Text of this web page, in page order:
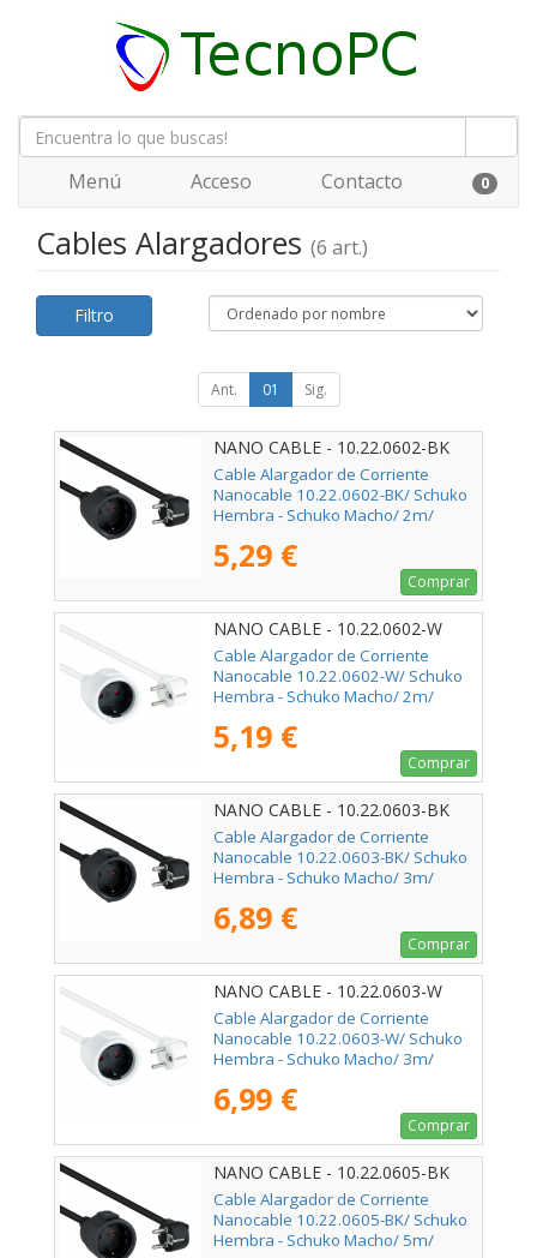
Menú Acceso Contacto 0
Cables Alargadores (6 art.)
Filtro
Ant. 01 Sig.
NANO CABLE - 10.22.0602-BK
Cable Alargador de Corriente
Nanocable 10.22.0602-BK/ Schuko
Hembra - Schuko Macho/ 2m/
5,29 €
Comprar
NANO CABLE - 10.22.0602-W
Cable Alargador de Corriente
Nanocable 10.22.0602-W/ Schuko
Hembra - Schuko Macho/ 2m/
5,19 €
Comprar
NANO CABLE - 10.22.0603-BK
Cable Alargador de Corriente
Nanocable 10.22.0603-BK/ Schuko
Hembra - Schuko Macho/ 3m/
6,89 €
Comprar
NANO CABLE - 10.22.0603-W
Cable Alargador de Corriente
Nanocable 10.22.0603-W/ Schuko
Hembra - Schuko Macho/ 3m/
6,99 €
Comprar
NANO CABLE - 10.22.0605-BK
Cable Alargador de Corriente
Nanocable 10.22.0605-BK/ Schuko
Hembra - Schuko Macho/ 5m/